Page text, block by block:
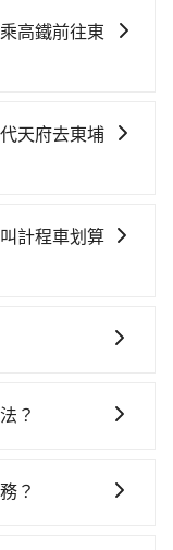
高鐵前往東
到末班車
如果行程緊湊或
23分鐘。抵達
排隊的時間約
費1,900元後，抵
並到府專車
趕時間的人來
天府去東埔
府所在的新竹市
客車租賃、建明
T5，
定200~400公
埔山莊，預計
計程車划算
如果在路邊攔不
5,920~7,100元
的難度是雙北市
/個)，讓您和孩子
？
是違法可能被
？